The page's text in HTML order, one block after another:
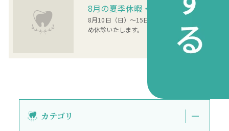
8月の夏季休暇・診療...
8月10日（日）〜15日（金） はお盆休みのた
め休診いたします。
カテゴリ